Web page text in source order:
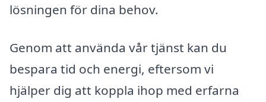
lösningen för dina behov.
Genom att använda vår tjänst kan du
bespara tid och energi, eftersom vi
hjälper dig att koppla ihop med erfarna